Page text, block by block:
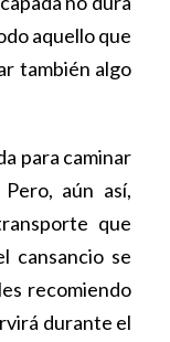
aquello que
también algo
para caminar
aún así,
que
cansancio se
recomiendo
durante el